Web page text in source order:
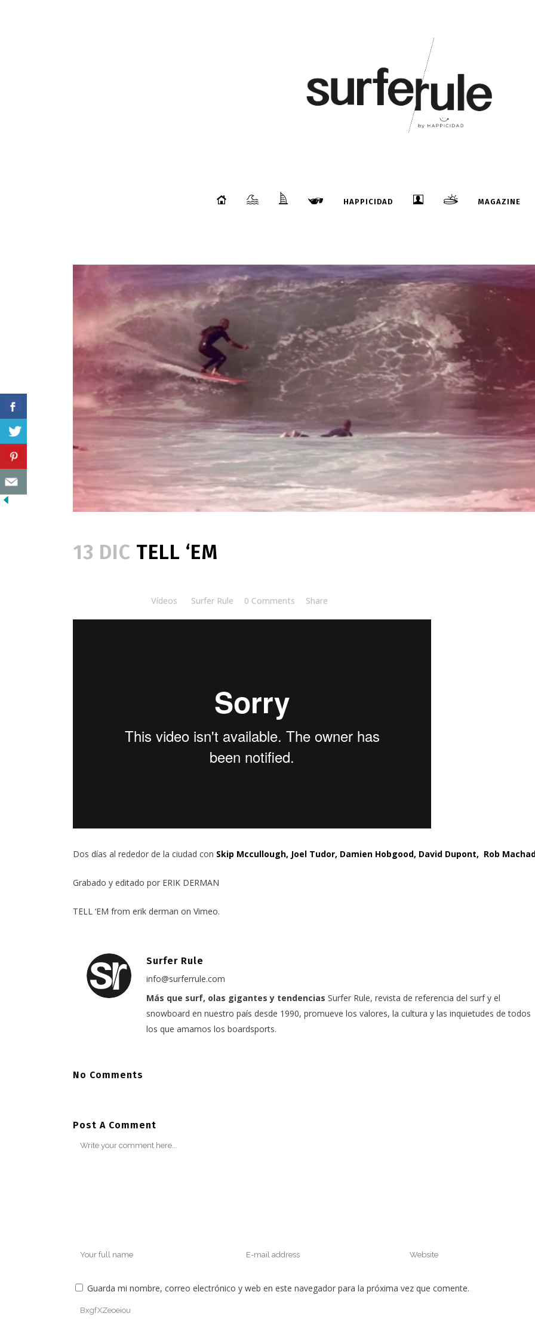
HAPPICIDAD MAGAZINE
13 DIC TELL ‘EM
Vídeos Surfer Rule 0 Comments Share
Dos días al rededor de la ciudad con Skip Mccullough, Joel Tudor, Damien Hobgood, David Dupont, Rob
Grabado y editado por ERIK DERMAN
TELL ‘EM from erik derman on Vimeo.
Surfer Rule
info@surferrule.com
Más que surf, olas gigantes y tendencias Surfer Rule, revista de referencia del surf y el
snowboard en nuestro país desde 1990, promueve los valores, la cultura y las inquietudes de todos
los que amamos los boardsports.
No Comments
Post A Comment
Guarda mi nombre, correo electrónico y web en este navegador para la próxima vez que comente.